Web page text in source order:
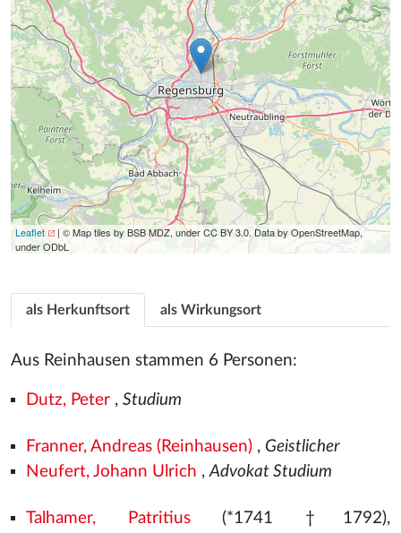
Leaflet
| © Map tiles by BSB MDZ, under CC BY 3.0. Data by OpenStreetMap,
under ODbL
als Herkunftsort als Wirkungsort
Aus Reinhausen stammen 6 Personen:
Dutz, Peter, Studium
Franner, Andreas (Reinhausen), Geistlicher
Neufert, Johann Ulrich ,Advokat Studium
Talhamer, Patritius(*1741 †1792),